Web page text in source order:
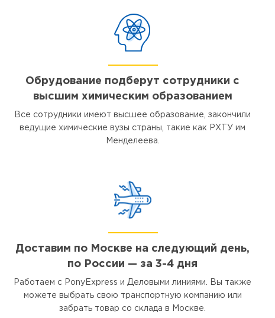
Обрудование подберут сотрудники с
высшим химическим образованием
Все сотрудники имеют высшее образование, закончили
ведущие химические вузы страны, такие как РХТУ им
Менделеева.
Доставим по Москве на следующий день,
по России — за 3-4 дня
Работаем с PonyExpress и Деловыми линиями. Вы также
можете выбрать свою транспортную компанию или
забрать товар со склада в Москве.